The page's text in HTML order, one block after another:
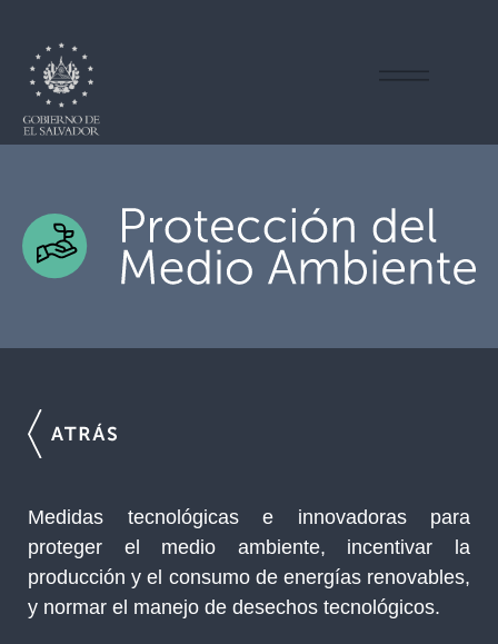
Medidas tecnológicas e innovadoras para
proteger el medio ambiente, incentivar la
producción y el consumo de energías renovables,
y normar el manejo de desechos tecnológicos.